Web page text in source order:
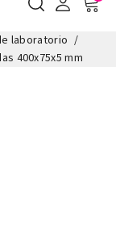
laboratorio
400x75x5 mm